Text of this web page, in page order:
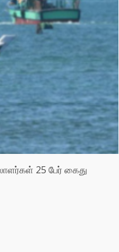
25 பேர் கைது